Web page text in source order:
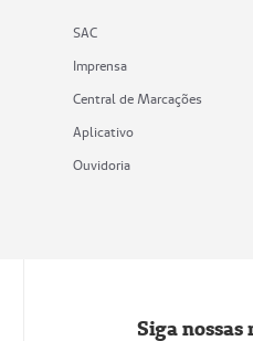
SAC
Imprensa
Central de Marcações
Aplicativo
Ouvidoria
Siga nossas